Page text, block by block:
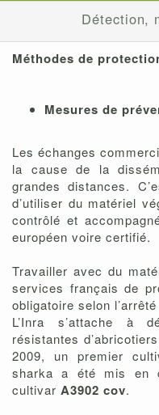
Détection,
Méthodes de
Mesures de
Les échanges
la cause de la
grandes distances.
d’utiliser du matériel
contrôlé et
européen voire certifié.
Travailler avec du
services français de
obligatoire selon
L’Inra s’attache à
résistantes
2009, un premier
sharka a été mis en
cultivar A3902 cov.